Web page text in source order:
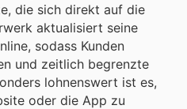
die sich direkt auf die
aktualisiert seine
sodass Kunden
und zeitlich begrenzte
lohnenswert ist es,
oder die App zu